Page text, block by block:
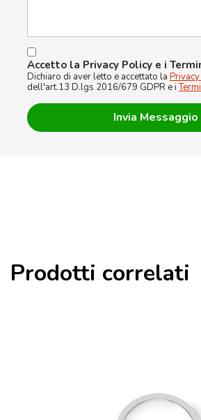
Accetto la Privacy Policy e i
Dichiaro di aver letto e accettato la
dell'art.13 D.lgs 2016/679 GDPR e i
Prodotti correlati